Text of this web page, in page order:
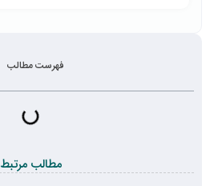
فهرست مطالب
مطالب مرتبط